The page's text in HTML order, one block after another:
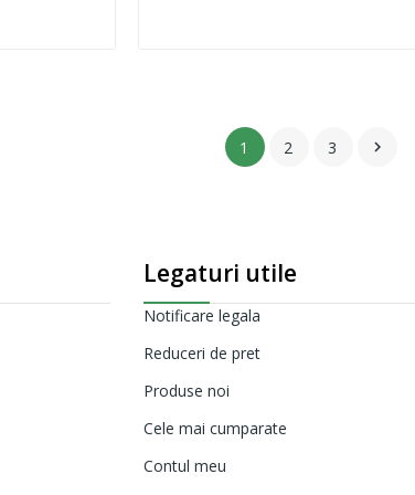
1 2 3 
Legaturi utile
Notificare legala
Reduceri de pret
Produse noi
Cele mai cumparate
Contul meu